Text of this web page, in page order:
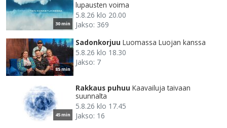
30 min
lupausten voima
5.8.26 klo 20.00
Jakso: 369
85 min
Sadonkorjuu Luomassa Luojan kanssa
5.8.26 klo 18.30
Jakso: 7
45 min
Rakkaus puhuu Kaavailuja taivaan
suunnalta
5.8.26 klo 17.45
Jakso: 16